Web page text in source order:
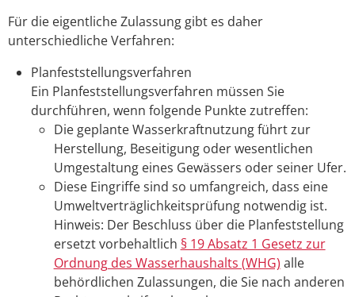
Für die eigentliche Zulassung gibt es daher
unterschiedliche Verfahren:
Planfeststellungsverfahren
Ein Planfeststellungsverfahren müssen Sie
durchführen, wenn folgende Punkte zutreffen:
Die geplante Wasserkraftnutzung führt zur
Herstellung, Beseitigung oder wesentlichen
Umgestaltung eines Gewässers oder seiner Ufer.
Diese Eingriffe sind so umfangreich, dass eine
Umweltverträglichkeitsprüfung notwendig ist.
Hinweis: Der Beschluss über die Planfeststellung
ersetzt vorbehaltlich § 19 Absatz 1 Gesetz zur
Ordnung des Wasserhaushalts (WHG) alle
behördlichen Zulassungen, die Sie nach anderen